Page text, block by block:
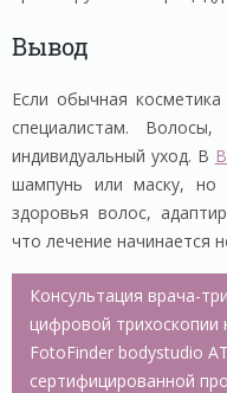
Вывод
Если обычная
специалистам.
индивидуальный уход. В
шампунь или маску, но
здоровья волос,
что лечение начинается
Консультация врача-
цифровой трихоскопии
FotoFinder bodystudio
сертифицированной